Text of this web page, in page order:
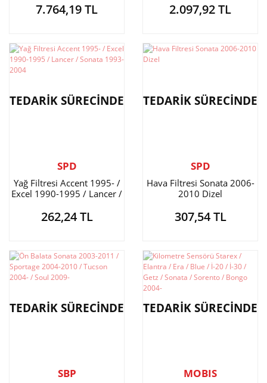
7.764,19 TL
Accent Blue / Santa Fe /
Tucson / Bongo / Cerato /
2.097,92 TL
TEDARİK SÜRECİNDE
SPD
Yağ Filtresi Accent 1995- /
Excel 1990-1995 / Lancer /
262,24 TL
TEDARİK SÜRECİNDE
SPD
Hava Filtresi Sonata 2006-
2010 Dizel
307,54 TL
TEDARİK SÜRECİNDE
SBP
TEDARİK SÜRECİNDE
MOBIS